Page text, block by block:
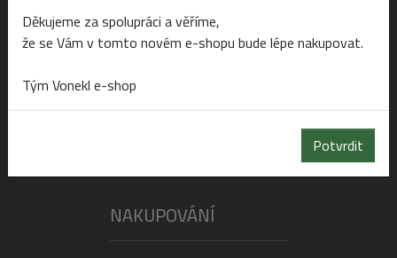
OTEVÍRACÍ DOBA
Po-Pá 6:00 - 19:00
NAKUPOVÁNÍ
Děkujeme za spolupráci a věříme,
že se Vám v tomto novém e-shopu bude lépe nakupovat.
Tým Vonekl e-shop
Potvrdit